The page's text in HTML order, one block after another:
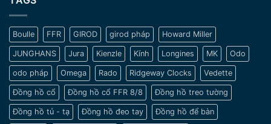
tế
và
sang
trọng
chọn
đồng
hồ
cho
nam
cổ
tay
nhỏ
Boulle FFR GIROD girod pháp Howard Miller
JUNGHANS Jura Kienzle Kính Longines MK Odo
odo pháp Omega Rado Ridgeway Clocks Vedette
Đồng hồ cổ Đồng hồ cổ FFR 8/8 Đồng hồ treo tường
Đồng hồ tủ - tạ Đồng hồ đeo tay Đồng hồ để bàn